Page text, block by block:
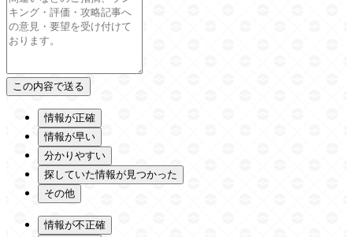
情報が正確
情報が早い
分かりやすい
探していた情報が見つかった
その他
情報が不正確